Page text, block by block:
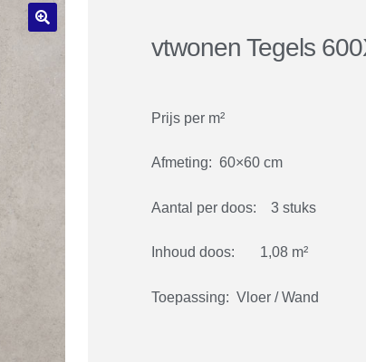
vtwonen Tegels
Prijs per m²
Afmeting: 60×60 cm
Aantal per doos: 3 stuks
Inhoud doos: 1,08 m²
Toepassing: Vloer / Wand